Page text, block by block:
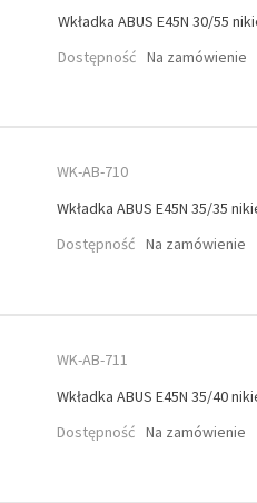
Wkładka ABUS E45N 30/55
Dostępność Na zamówienie
WK-AB-710
Wkładka ABUS E45N 35/35
Dostępność Na zamówienie
WK-AB-711
Wkładka ABUS E45N 35/40
Dostępność Na zamówienie